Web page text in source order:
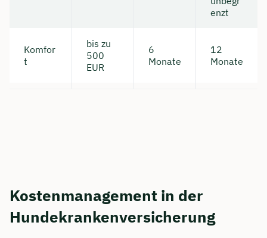
enzt
Komfor
t
bis zu
500
EUR
6
Monate
12
Monate
Kostenmanagement in der
Hundekrankenversicherung